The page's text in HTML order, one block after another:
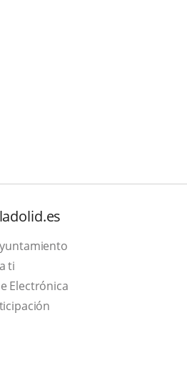
ti
ElectrónicaLink